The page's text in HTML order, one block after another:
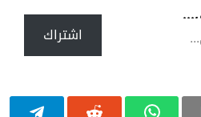
اشتراك